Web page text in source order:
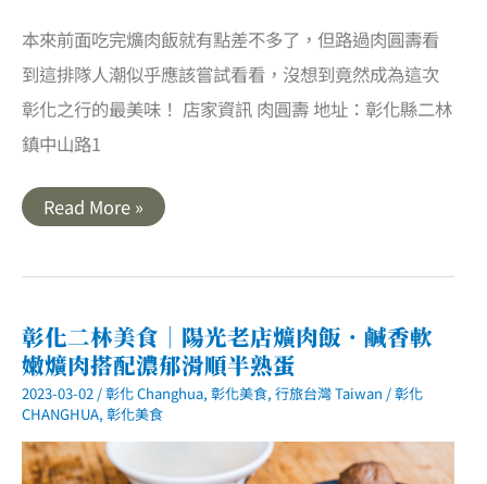
本來前面吃完爌肉飯就有點差不多了，但路過肉圓壽看
到這排隊人潮似乎應該嘗試看看，沒想到竟然成為這次
彰化之行的最美味！ 店家資訊 肉圓壽 地址：彰化縣二林
鎮中山路1
彰
化
美
肉
圓
壽．
油
炸
肉
皮
Q
Read More »
彰化二林美食｜陽光老店爌肉飯．鹹香軟
嫩爌肉搭配濃郁滑順半熟蛋
2023-03-02 /彰化 Changhua, 彰化美食, 行旅台灣 Taiwan /彰化
CHANGHUA, 彰化美食